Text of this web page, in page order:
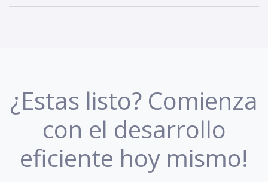
¿Estas listo? Comienza
con el desarrollo
eficiente hoy mismo!